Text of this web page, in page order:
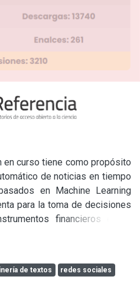
curso tiene como propósito
de noticias en tiempo
en Machine Learning
para la toma de decisiones
financieros en el
Aires. Con este fin,
principios y técnicas de
aquellas noticias que
las acciones del mercado
de textos
redes sociales